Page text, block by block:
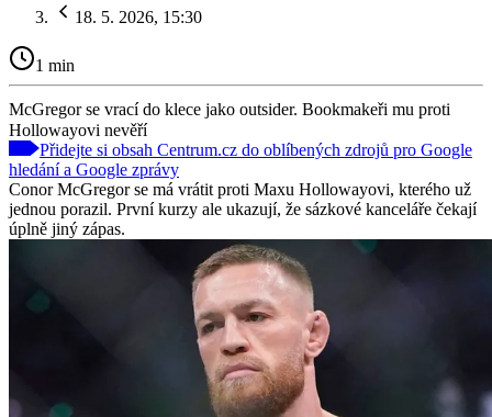
18. 5. 2026, 15:30
1 min
McGregor se vrací do klece jako outsider. Bookmakeři mu proti
Hollowayovi nevěří
Přidejte si obsah Centrum.cz do oblíbených zdrojů pro Google
hledání a Google zprávy
Conor McGregor se má vrátit proti Maxu Hollowayovi, kterého už
jednou porazil. První kurzy ale ukazují, že sázkové kanceláře čekají
úplně jiný zápas.